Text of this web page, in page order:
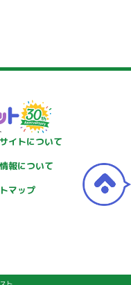
イトについて
報について
マップ